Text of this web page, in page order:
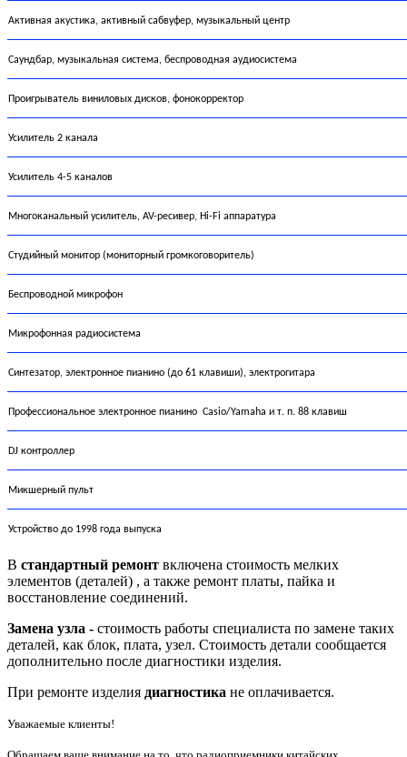
Активная акустика, активный сабвуфер, музыкальный центр
Саундбар, музыкальная система, беспроводная аудиосистема
Проигрыватель виниловых дисков, фонокорректор
Усилитель 2 канала
Усилитель 4-5 каналов
Многоканальный усилитель, AV-ресивер, Hi-Fi аппаратура
Студийный монитор (мониторный громкоговоритель)
Беспроводной микрофон
Микрофонная радиосистема
Синтезатор, электронное пианино (до 61 клавиши), электрогитара
Профессиональное электронное пианино Casio/Yamaha и т. п. 88 клавиш
DJ контроллер
Микшерный пульт
Устройство до 1998 года выпуска
В стандартный ремонт включена стоимость мелких
элементов (деталей) , а также ремонт платы, пайка и
восстановление соединений.
Замена узла - стоимость работы специалиста по замене таких
деталей, как блок, плата, узел. Стоимость детали сообщается
дополнительно после диагностики изделия.
При ремонте изделия диагностика не оплачивается.
Уважаемые клиенты!